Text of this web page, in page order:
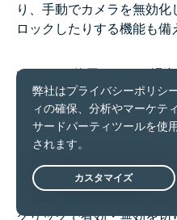
り、手動でカメラを無効
ロックしたりする機能も備
macOSを使用している場
料で軽量なアプリがあり
カメラやマイクにアクセ
くれ、未登録プロセスに
Windowsユーザーには、
クリックで有効・無効を